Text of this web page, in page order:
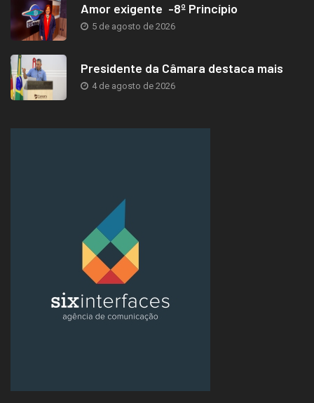
Amor exigente -8º Princípio
5 de agosto de 2026
Presidente da Câmara destaca mais
4 de agosto de 2026